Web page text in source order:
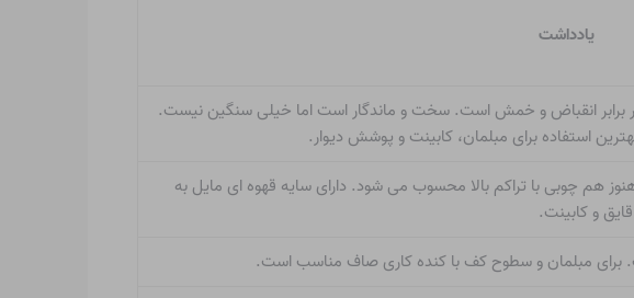
یادداشت
در برابر انقباض و خمش است. سخت و ماندگار است اما خیلی سنگین نیست.
استفاده برای مبلمان، کابینت و پوشش دیوار.
هم چوبی با تراکم بالا محسوب می شود. دارای سایه قهوه ای مایل به
و کابینت.
برای مبلمان و سطوح کف با کنده کاری صاف مناسب است.